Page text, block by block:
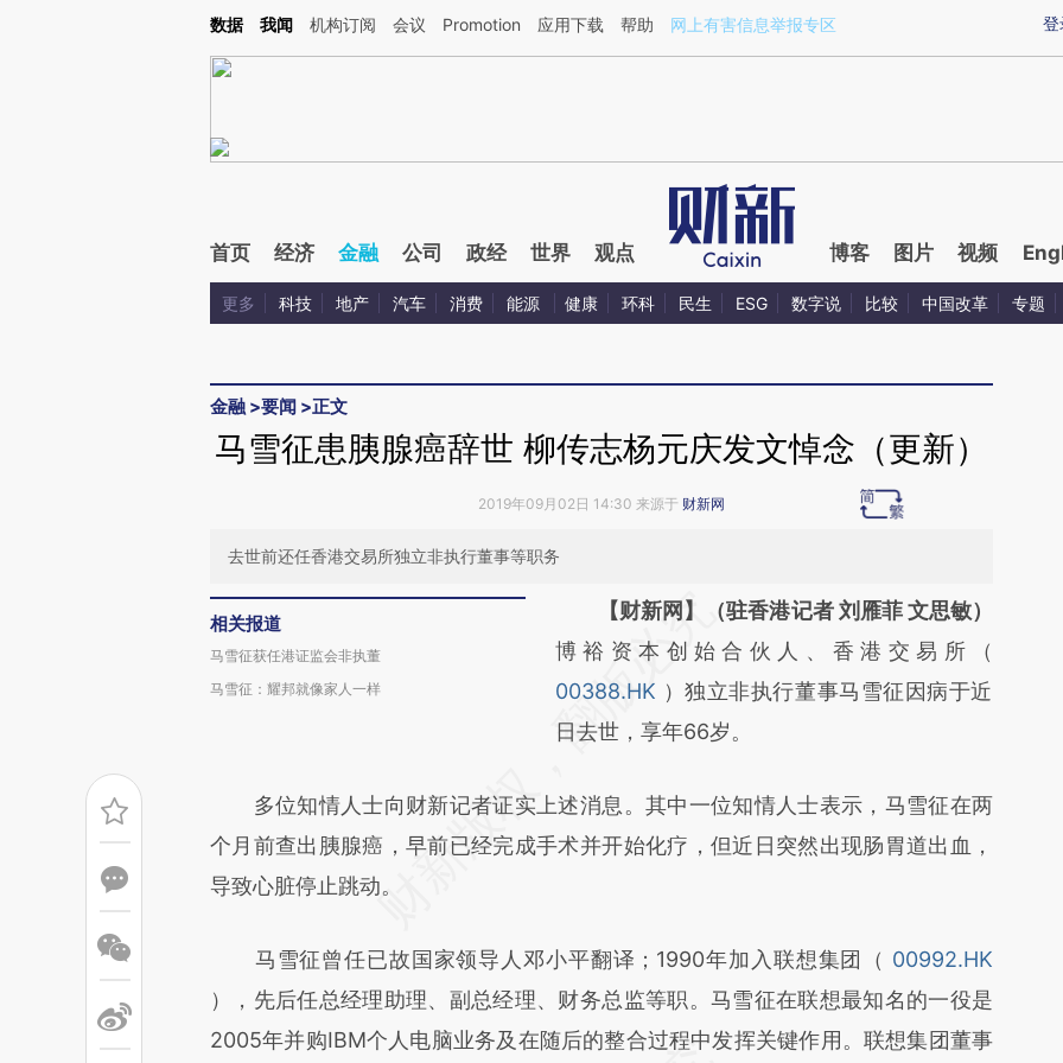
登
数据 我闻 机构订阅 会议 Promotion 应用下载 帮助 网上有害信息举报专区
首页 经济 金融 公司 政经 世界 观点 博客 图片 视频
更多 科技 地产 汽车 消费 能源 健康 环科 民生 ESG 数字说 比较 中国改革 专题
金融 >要闻 >正文
马雪征患胰腺癌辞世 柳传志杨元庆发文悼念（更新）
2019年09月02日 14:30 来源于 财新网
去世前还任香港交易所独立非执行董事等职务
相关报道
马雪征获任港证监会非执董
马雪征：耀邦就像家人一样
【财新网】（驻香港记者 刘雁菲 文思敏）
博裕资本创始合伙人、香港交易所（
00388.HK ）独立非执行董事马雪征因病于近
日去世，享年66岁。
多位知情人士向财新记者证实上述消息。其中一位知情人士表示，马雪征在两
个月前查出胰腺癌，早前已经完成手术并开始化疗，但近日突然出现肠胃道出血，
导致心脏停止跳动。
马雪征曾任已故国家领导人邓小平翻译；1990年加入联想集团（ 00992.HK
），先后任总经理助理、副总经理、财务总监等职。马雪征在联想最知名的一役是
2005年并购IBM个人电脑业务及在随后的整合过程中发挥关键作用。联想集团董事